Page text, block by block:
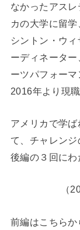
なかったアス
カの大学に留
シントン・ウ
ーディネータ
ーツパフォーマ
2016年より現
アメリカで学
て、チャレン
後編の３回にわ
（
前編はこちらか